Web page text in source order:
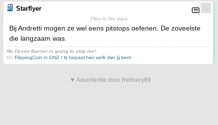
Starflyer
Flies to the stars
Bij Andretti mogen ze wel eens pitstops oefenen. De zoveelste
die langzaam was.
No Dyson Barrier is going to stop me!
UI: FlippingCoin in ONZ / Ik bepaal hier welk dier jij bent
▼ Advertentie door Refinery89